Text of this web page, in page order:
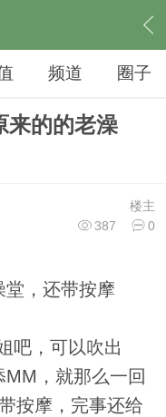
频道 圈子
来的的老澡
楼主
387
0
，还带按摩
吧，可以吹出
，就那么一回
按摩，完事还给